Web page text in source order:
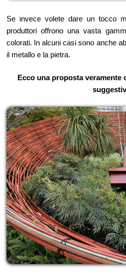
Se invece volete dare un tocco
produttori offrono una vasta
colorati. In alcuni casi sono anche
il metallo e la pietra.
Ecco una proposta veramente